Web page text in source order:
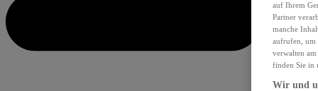
auf Ihrem
Partner
manche
aufrufen, um
verwalten
finden Sie in
Wir und